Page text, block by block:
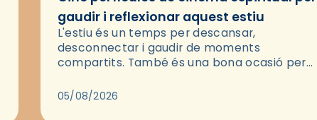
gaudir i reflexionar aquest estiu
L'estiu és un temps per descansar,
desconnectar i gaudir de moments
compartits. També és una bona ocasió per
través del cinema, reflexionar sobre les…
05/08/2026